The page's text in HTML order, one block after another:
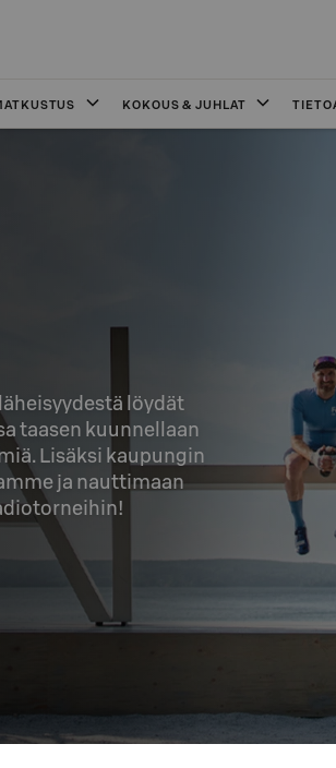
KOKOUS & JUHLAT
löydät
taasen kuunnellaan
Lisäksi kaupungin
ja nauttimaan